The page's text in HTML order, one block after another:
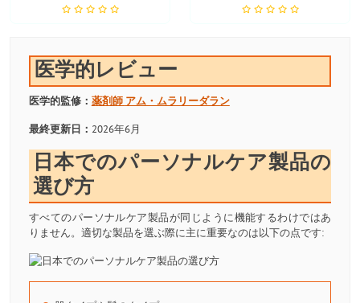
医学的レビュー
医学的監修： 薬剤師 アム・ムラリーダラン
最終更新日： 2026年6月
日本でのパーソナルケア製品の
選び方
すべてのパーソナルケア製品が同じように機能するわけではあ
りません。適切な製品を選ぶ際に主に重要なのは以下の点です: